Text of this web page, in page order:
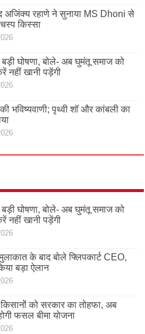
अजिंक्‍य रहाणे ने सुनाया MS Dhoni से
किस्सा
बड़ी घोषणा, बोले- अब घुमंतू समाज को
नहीं खानी पड़ेंगी
भविष्यवाणी; पृथ्वी शॉ और कांबली का
बड़ी घोषणा, बोले- अब घुमंतू समाज को
नहीं खानी पड़ेंगी
के बाद बोले फ्लिपकार्ट CEO,
बड़ा ऐलान
को सरकार का तोहफा, अब
फसल बीमा योजना